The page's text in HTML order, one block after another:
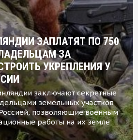
ЗАПЛАТЯТ ПО 750
ЗА
УКРЕПЛЕНИЯ У
заключают секретные
земельных участков
позволяющие военным
работы на их земле